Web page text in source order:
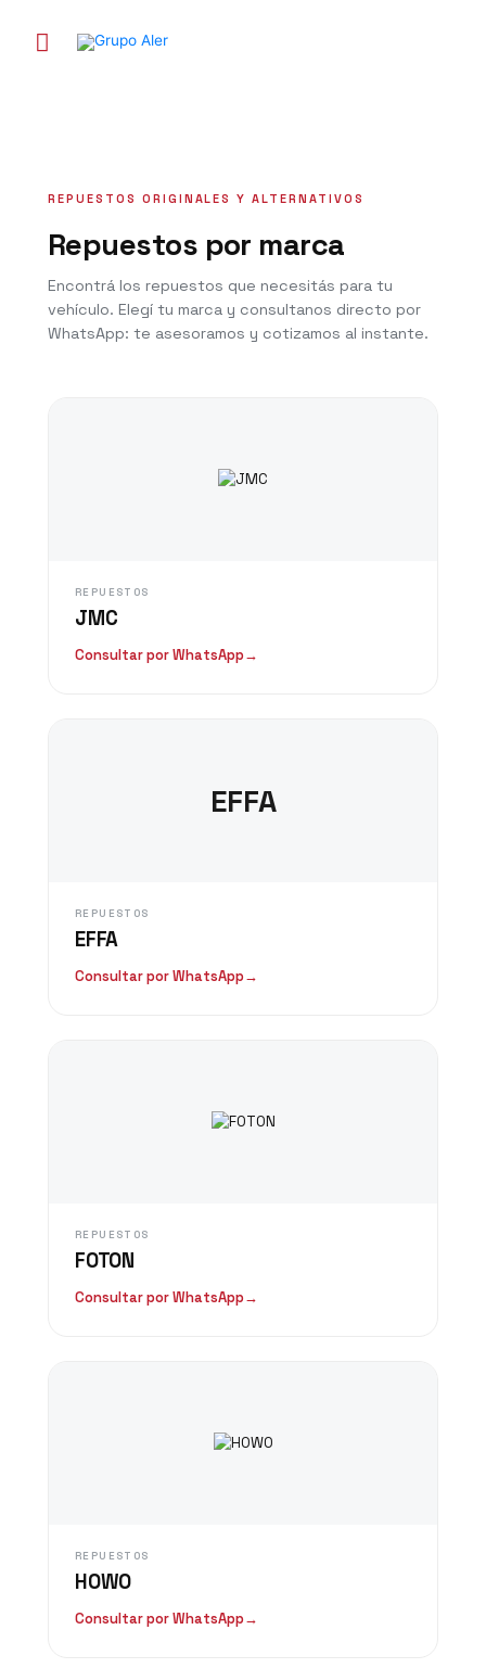
contenidoMenú
REPUESTOS ORIGINALES Y ALTERNATIVOS
Repuestos por marca
Encontrá los repuestos que necesitás para tu
vehículo. Elegí tu marca y consultanos directo por
WhatsApp: te asesoramos y cotizamos al instante.
REPUESTOS
JMC
Consultar por WhatsApp→
EFFA
REPUESTOS
EFFA
Consultar por WhatsApp→
REPUESTOS
FOTON
Consultar por WhatsApp→
REPUESTOS
HOWO
Consultar por WhatsApp→